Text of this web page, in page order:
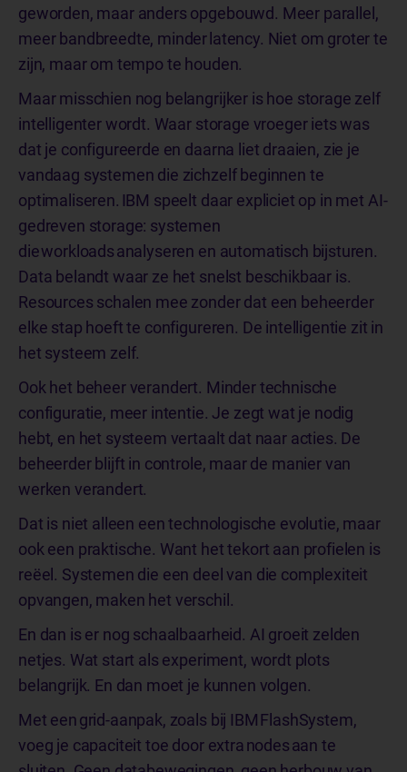
geworden, maar anders opgebouwd. Meer parallel,
meer bandbreedte, minder latency. Niet om groter te
zijn, maar om tempo te houden.
Maar misschien nog belangrijker is hoe storage zelf
intelligenter wordt. Waar storage vroeger iets was
dat je configureerde en daarna liet draaien, zie je
vandaag systemen die zichzelf beginnen te
optimaliseren. IBM speelt daar expliciet op in met AI-
gedreven storage: systemen
die workloads analyseren en automatisch bijsturen.
Data belandt waar ze het snelst beschikbaar is.
Resources schalen mee zonder dat een beheerder
elke stap hoeft te configureren. De intelligentie zit in
het systeem zelf.
Ook het beheer verandert. Minder technische
configuratie, meer intentie. Je zegt wat je nodig
hebt, en het systeem vertaalt dat naar acties. De
beheerder blijft in controle, maar de manier van
werken verandert.
Dat is niet alleen een technologische evolutie, maar
ook een praktische. Want het tekort aan profielen is
reëel. Systemen die een deel van die complexiteit
opvangen, maken het verschil.
En dan is er nog schaalbaarheid. AI groeit zelden
netjes. Wat start als experiment, wordt plots
belangrijk. En dan moet je kunnen volgen.
Met een grid-aanpak, zoals bij IBM FlashSystem,
voeg je capaciteit toe door extra nodes aan te